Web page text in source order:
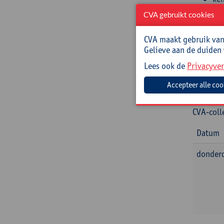
Barbara
CVA-
Datum
CVA gebruikt cookies
CVA maakt gebruik
Gelieve aan de
Lees ook de